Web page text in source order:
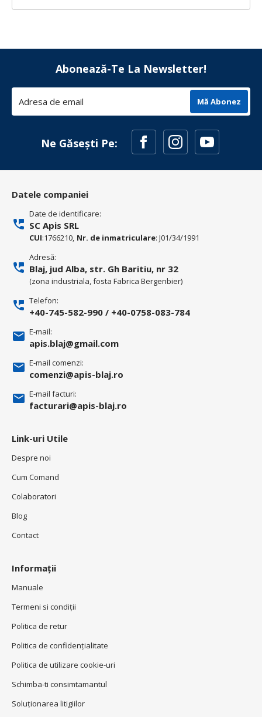
Abonează-Te La Newsletter!
Mă Abonez
Ne Găsești Pe:
Datele companiei
Date de identificare:
SC Apis SRL
CUI:1766210, Nr. de inmatriculare: J01/34/1991
Adresă:
Blaj, jud Alba, str. Gh Baritiu, nr 32
(zona industriala, fosta Fabrica Bergenbier)
Telefon:
+40-745-582-990 / +40-0758-083-784
E-mail:
apis.blaj@gmail.com
E-mail comenzi:
comenzi@apis-blaj.ro
E-mail facturi:
facturari@apis-blaj.ro
Link-uri Utile
Despre noi
Cum Comand
Colaboratori
Blog
Contact
Informații
Manuale
Termeni si condiţii
Politica de retur
Politica de confidenţialitate
Politica de utilizare cookie-uri
Schimba-ti consimtamantul
Soluționarea litigiilor